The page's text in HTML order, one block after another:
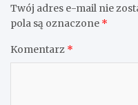
Twój adres e-mail nie
pola są oznaczone *
Komentarz *